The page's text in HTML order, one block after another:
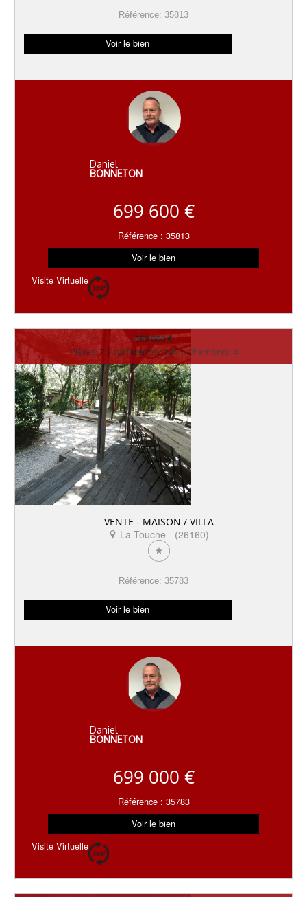
Référence: 35813
Voir le bien
Daniel
BONNETON
699 600 €
Référence : 35813
Voir le bien
Visite Virtuelle
699 000 €
Pièces: 7 | surface(m²): 240 | Chambres: 4
VENTE - MAISON / VILLA
La Touche - (26160)
Référence: 35783
Voir le bien
Daniel
BONNETON
699 000 €
Référence : 35783
Voir le bien
Visite Virtuelle